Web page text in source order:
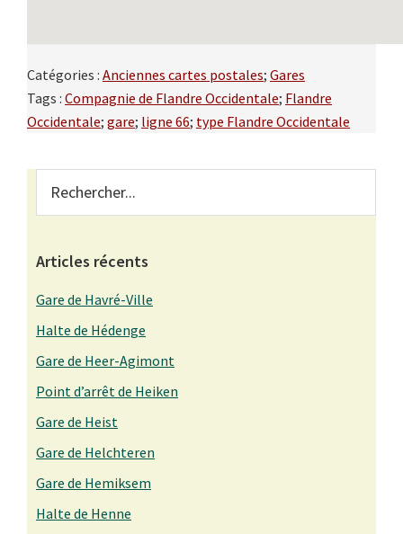
Catégories : Anciennes cartes postales; Gares
Tags : Compagnie de Flandre Occidentale; Flandre
Occidentale; gare; ligne 66; type Flandre Occidentale
Primary
Sidebar
Articles récents
Gare de Havré-Ville
Halte de Hédenge
Gare de Heer-Agimont
Point d’arrêt de Heiken
Gare de Heist
Gare de Helchteren
Gare de Hemiksem
Halte de Henne